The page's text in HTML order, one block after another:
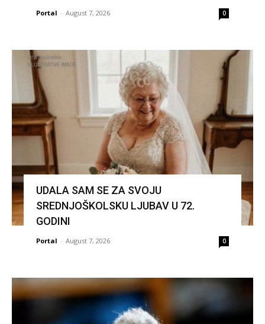
Portal - August 7, 2026 0
UDALA SAM SE ZA SVOJU
SREDNJOŠKOLSKU LJUBAV U 72.
GODINI
Portal - August 7, 2026 0